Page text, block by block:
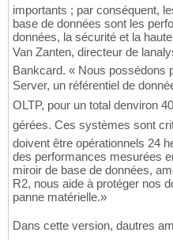
importants ; par conséquent,
base de données sont les
données, la sécurité et la
Van Zanten, directeur de
Bankcard. « Nous possédons
Server, un référentiel de
OLTP, pour un total denviron
gérées. Ces systèmes sont
doivent être opérationnels 24
des performances mesurées
miroir de base de données,
R2, nous aide à protéger nos
panne matérielle.»
Dans cette version, dautres